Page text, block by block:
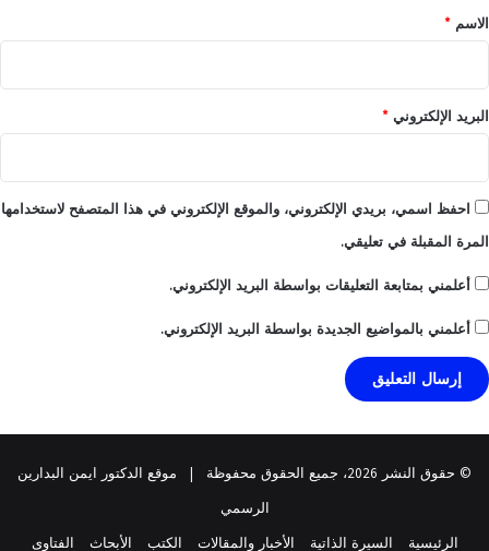
*
الاسم *
البريد الإلكتروني *
احفظ اسمي، بريدي الإلكتروني، والموقع الإلكتروني في هذا المتصفح لاستخدامها
المرة المقبلة في تعليقي.
أعلمني بمتابعة التعليقات بواسطة البريد الإلكتروني.
أعلمني بالمواضيع الجديدة بواسطة البريد الإلكتروني.
© حقوق النشر 2026، جميع الحقوق محفوظة |
موقع الدكتور ايمن البدارين
الرسمي
الرئيسية
السيرة الذاتية الأخبار والمقالات الكتب الأبحاث الفتاوى